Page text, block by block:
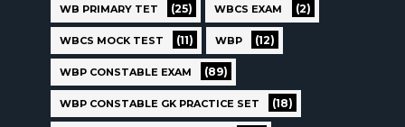
WB PRIMARY TET (25) WBCS EXAM (2)
WBCS MOCK TEST (11) WBP (12)
WBP CONSTABLE EXAM (89)
WBP CONSTABLE GK PRACTICE SET (18)